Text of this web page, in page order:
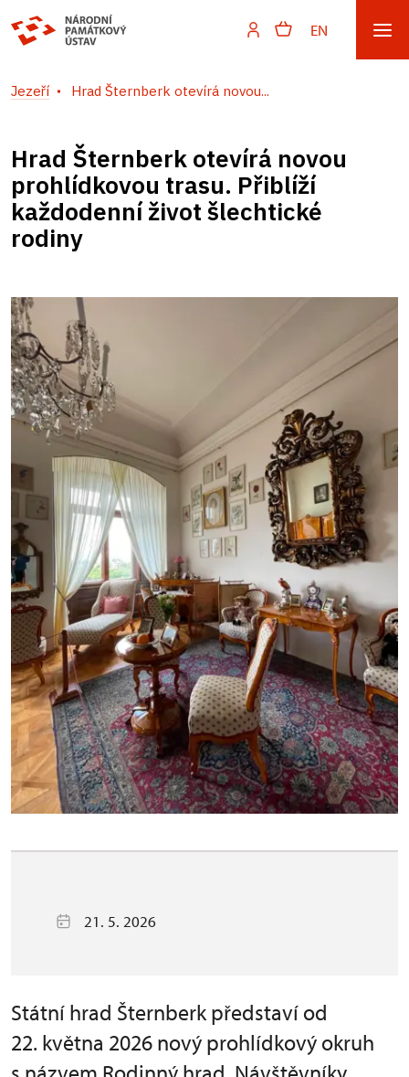
EN
Jezeří Hrad Šternberk otevírá novou...
Hrad Šternberk otevírá novou
prohlídkovou trasu. Přiblíží
každodenní život šlechtické
rodiny
21. 5. 2026
Státní hrad Šternberk představí od
22. května 2026 nový prohlídkový okruh